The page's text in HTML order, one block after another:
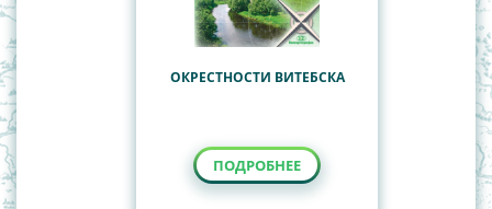
ОКРЕСТНОСТИ ВИТЕБСКА
ПОДРОБНЕЕ